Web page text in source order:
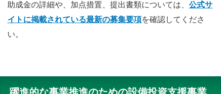
助成金の詳細や、加点措置、提出書類については、 公式サ
イトに掲載されている最新の募集要項を確認してくださ
い。